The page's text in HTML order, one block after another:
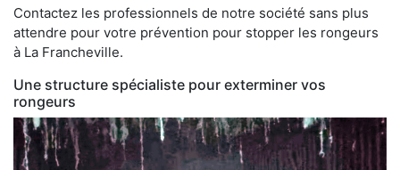
Contactez les professionnels de notre société sans plus
attendre pour votre prévention pour stopper les rongeurs
à La Francheville.
Une structure spécialiste pour exterminer vos
rongeurs